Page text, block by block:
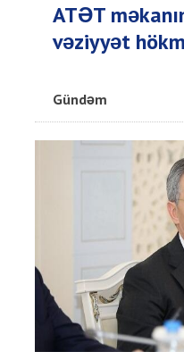
ATƏT
vəziyyət
Gündəm